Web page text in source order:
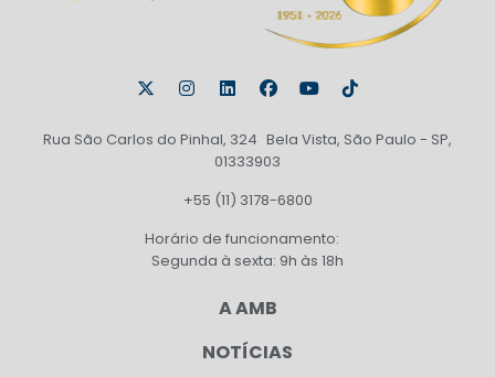
Rua São Carlos do Pinhal, 324 Bela Vista, São Paulo - SP,
01333903
+55 (11) 3178-6800
Horário de funcionamento:
Segunda à sexta: 9h às 18h
A AMB
NOTÍCIAS